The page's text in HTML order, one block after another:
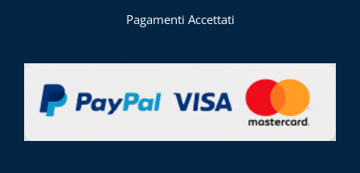
Pagamenti Accettati